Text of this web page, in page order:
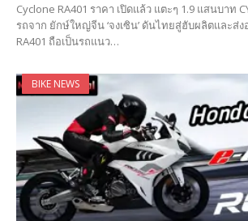
Cyclone RA401 ราคา เปิดแล้ว แตะๆ 1.9 แสนบาท
รถจาก ยักษ์ใหญ่จีน ‘จงเซิน’ ดันไทยสู่ฮับผลิตและส่ง
RA401 ถือเป็นรถแนว…
BIKE NEWS